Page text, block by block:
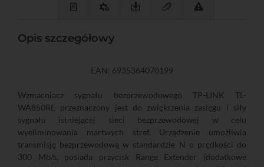
Opis szczegółowy
EAN: 6935364070199
Wzmacniacz sygnału bezprzewodowego TP-LINK TL-
WA850RE przeznaczony jest do zwiększenia zasięgu i siły
sygnału istniejącej sieci bezprzewodowej w celu
wyeliminowania martwych stref. Urządzenie umożliwia
transmisję bezprzewodową w standardzie N o prędkości do
300 Mb/s, posiada przycisk Range Extender (dodatkowe